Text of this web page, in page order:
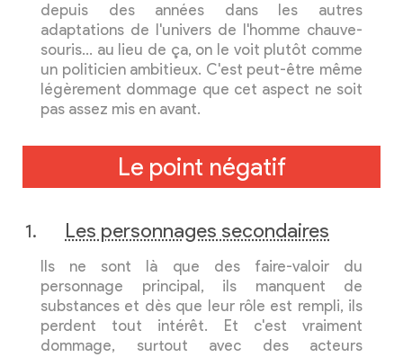
depuis des années dans les autres
adaptations de l'univers de l'homme chauve-
souris… au lieu de ça, on le voit plutôt comme
un politicien ambitieux. C'est peut-être même
légèrement dommage que cet aspect ne soit
pas assez mis en avant.
Le point négatif
Les personnages secondaires
Ils ne sont là que des faire-valoir du
personnage principal, ils manquent de
substances et dès que leur rôle est rempli, ils
perdent tout intérêt. Et c'est vraiment
dommage, surtout avec des acteurs